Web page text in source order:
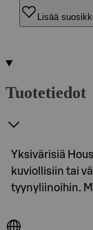
Lisää
Tuotetiedot
Yksivärisiä
kuviollisiin tai
tyynyliinoihin.